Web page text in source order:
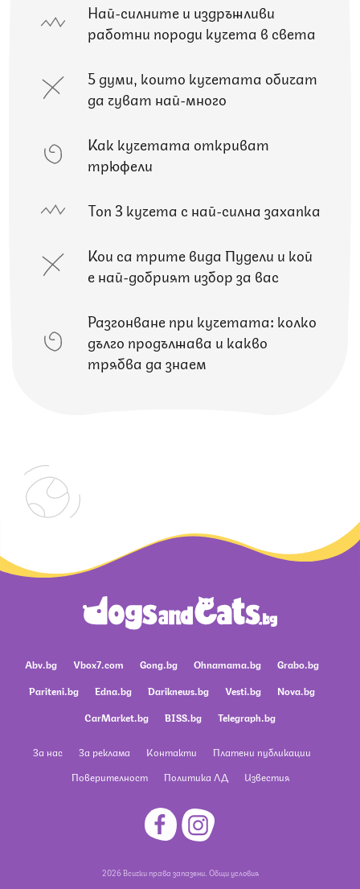
Най-силните и издръжливи
работни породи кучета в света
5 думи, които кучетата обичат
да чуват най-много
Как кучетата откриват
трюфели
Топ 3 кучета с най-силна захапка
Кои са трите вида Пудели и кой
е най-добрият избор за вас
Разгонване при кучетата: колко
дълго продължава и какво
трябва да знаем
Abv.bg Vbox7.com Gong.bg Ohnamama.bg
Grabo.bg
Pariteni.bg
Edna.bg Dariknews.bg Vesti.bg
Nova.bg
CarMarket.bg
BISS.bg Telegraph.bg
За нас За реклама Контакти
Платени публикации
Поверителност
Политика ЛД Известия
2026 Всички права запазени. Общи условия